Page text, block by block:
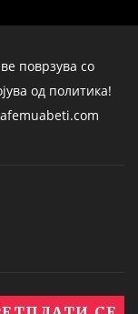
поврзува со
од политика!